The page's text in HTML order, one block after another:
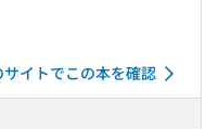
イトでこの本を確認